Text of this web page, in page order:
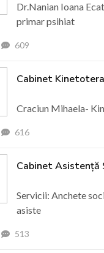
Dr.Nanian Ioana
primar psihiat
609
Cabinet
Craciun Mihaela-
616
Cabinet Asistență
Servicii: Anchete
asiste
513